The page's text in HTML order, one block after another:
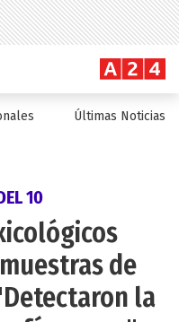
Últimas Noticias
10
de
la